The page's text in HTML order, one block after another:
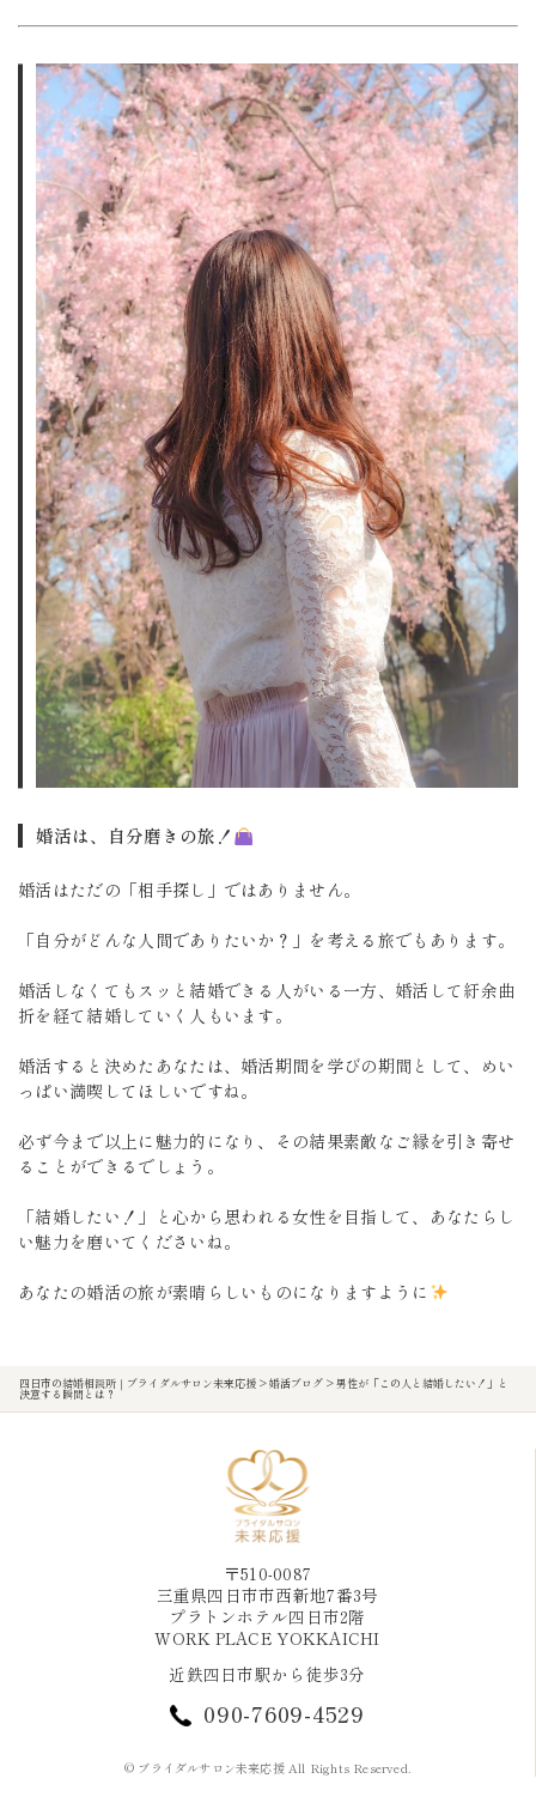
婚活は、自分磨きの旅！
婚活はただの「相手探し」ではありません。
「自分がどんな人間でありたいか？」を考える旅でもあります。
婚活しなくてもスッと結婚できる人がいる一方、婚活して紆余曲
折を経て結婚していく人もいます。
婚活すると決めたあなたは、婚活期間を学びの期間として、めい
っぱい満喫してほしいですね。
必ず今まで以上に魅力的になり、その結果素敵なご縁を引き寄せ
ることができるでしょう。
「結婚したい！」と心から思われる女性を目指して、あなたらし
い魅力を磨いてくださいね。
あなたの婚活の旅が素晴らしいものになりますように
四日市の結婚相談所｜ブライダルサロン未来応援>婚活ブログ>男性が「この人と結婚したい！」と
決意する瞬間とは？
〒510-0087
三重県四日市市西新地7番3号
プラトンホテル四日市2階
WORK PLACE YOKKAICHI
近鉄四日市駅から徒歩3分
090-7609-4529
© ブライダルサロン未来応援 All Rights Reserved.